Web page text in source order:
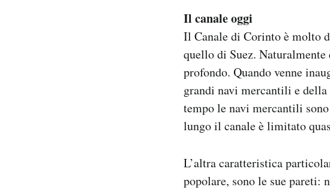
Il canale oggi
Il Canale di Corinto è molto
quello di Suez.
profondo. Quando venne
grandi navi mercantili e
tempo le navi mercantili
lungo il canale è limitato
L’altra caratteristica
popolare, sono le sue pareti: